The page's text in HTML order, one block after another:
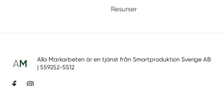
Resurser
Alla Markarbeten är en tjänst från Smartproduktion Sverige AB
| 559252-5512